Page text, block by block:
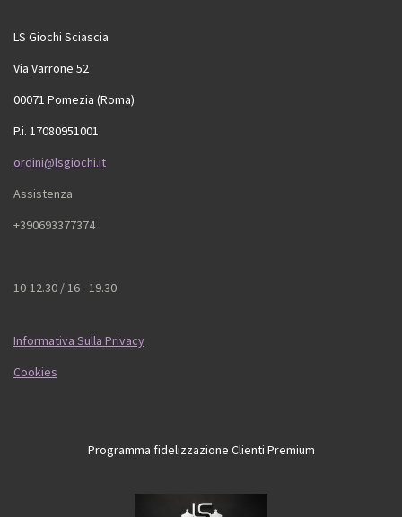
LS Giochi Sciascia
Via Varrone 52
00071 Pomezia (Roma)
P.i. 17080951001
ordini@lsgiochi.it
Assistenza
+390693377374
10-12.30 / 16 - 19.30
Informativa Sulla Privacy
Cookies
Programma fidelizzazione Clienti Premium